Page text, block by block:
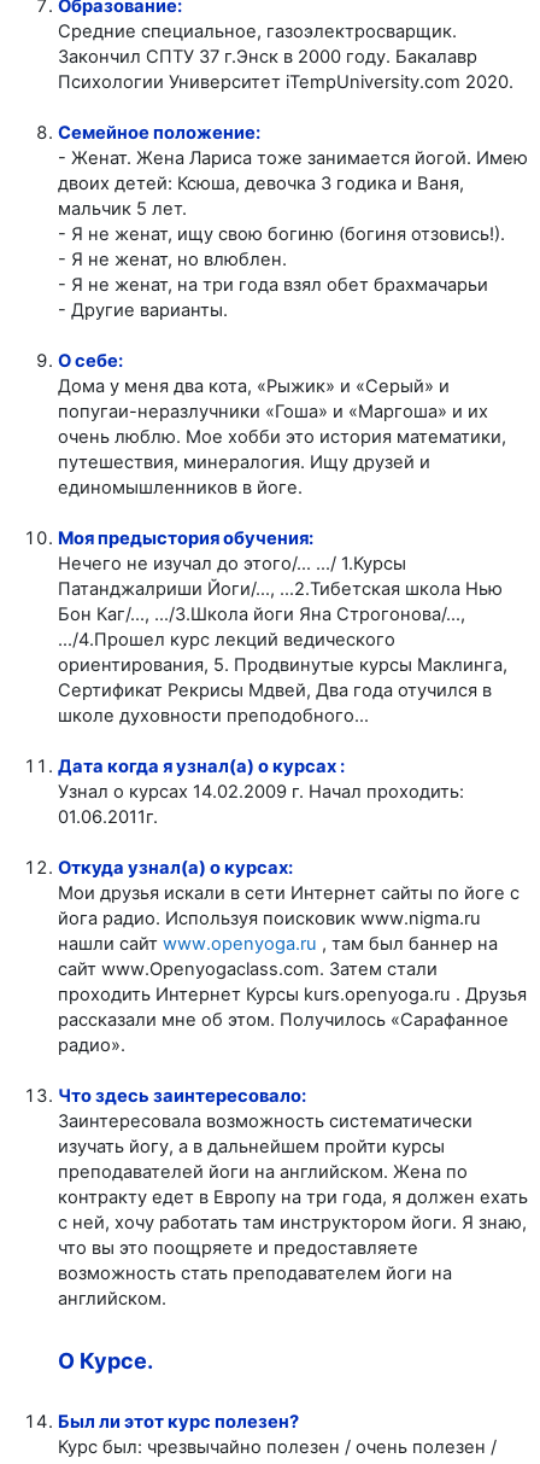
Образование:
Средние специальное, газоэлектросварщик.
Закончил СПТУ 37 г.Энск в 2000 году. Бакалавр
Психологии Университет iTempUniversity.com 2020.
Семейное положение:
- Женат. Жена Лариса тоже занимается йогой. Имею
двоих детей: Ксюша, девочка 3 годика и Ваня,
мальчик 5 лет.
- Я не женат, ищу свою богиню (богиня отзовись!).
- Я не женат, но влюблен.
- Я не женат, на три года взял обет брахмачарьи
- Другие варианты.
О себе:
Дома у меня два кота, «Рыжик» и «Серый» и
попугаи-неразлучники «Гоша» и «Маргоша» и их
очень люблю. Мое хобби это история математики,
путешествия, минералогия. Ищу друзей и
единомышленников в йоге.
Моя предыстория обучения:
Нечего не изучал до этого/… …/ 1.Курсы
Патанджалриши Йоги/…, …2.Тибетская школа Нью
Бон Каг/…, …/3.Школа йоги Яна Строгонова/…,
…/4.Прошел курс лекций ведического
ориентирования, 5. Продвинутые курсы Маклинга,
Сертификат Рекрисы Мдвей, Два года отучился в
школе духовности преподобного…
Дата когда я узнал(а) о курсах :
Узнал о курсах 14.02.2009 г. Начал проходить:
01.06.2011г.
Откуда узнал(а) о курсах:
Мои друзья искали в сети Интернет сайты по йоге с
йога радио. Используя поисковик www.nigma.ru
нашли сайт www.openyoga.ru , там был баннер на
сайт www.Openyogaclass.com. Затем стали
проходить Интернет Курсы kurs.openyoga.ru . Друзья
рассказали мне об этом. Получилось «Сарафанное
радио».
Что здесь заинтересовало:
Заинтересовала возможность систематически
изучать йогу, а в дальнейшем пройти курсы
преподавателей йоги на английском. Жена по
контракту едет в Европу на три года, я должен ехать
с ней, хочу работать там инструктором йоги. Я знаю,
что вы это поощряете и предоставляете
возможность стать преподавателем йоги на
английском.
О Курсе.
Был ли этот курс полезен?
Курс был: чрезвычайно полезен / очень полезен /